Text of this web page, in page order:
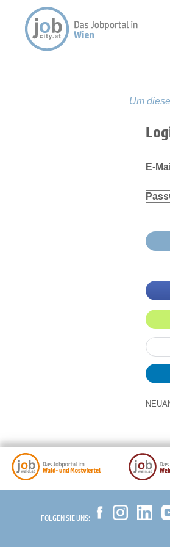
Um
E-
FOLGEN SIE UNS: